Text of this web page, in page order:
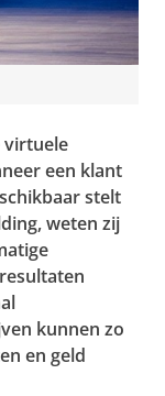
virtuele
een klant
stelt
weten zij
kunnen zo
en geld